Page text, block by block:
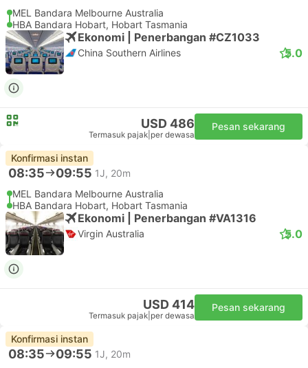
MEL Bandara Melbourne Australia
HBA Bandara Hobart, Hobart Tasmania
Ekonomi | Penerbangan #CZ1033
China Southern Airlines 5.0
USD 486
Termasuk pajak per dewasa
Pesan sekarang
Konfirmasi instan
08:35 09:55 1J, 20m
MEL Bandara Melbourne Australia
HBA Bandara Hobart, Hobart Tasmania
Ekonomi | Penerbangan #VA1316
Virgin Australia 5.0
USD 414
Termasuk pajak per dewasa
Pesan sekarang
Konfirmasi instan
08:35 09:55 1J, 20m